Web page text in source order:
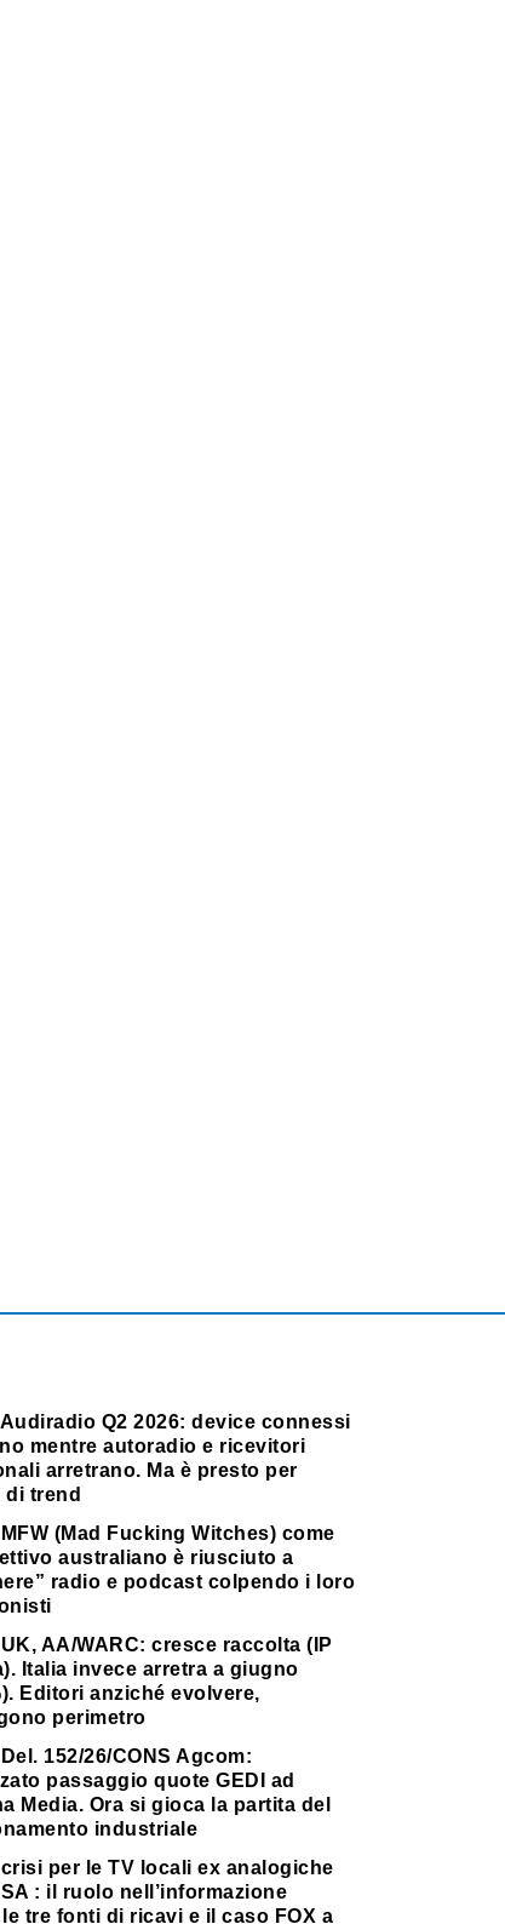
Q2 2026: device connessi
mentre autoradio e ricevitori
arretrano. Ma è presto per
di trend
MFW (Mad Fucking Witches) come
australiano è riusciuto a
radio e podcast colpendo i loro
AA/WARC: cresce raccolta (IP
Italia invece arretra a giugno
Editori anziché evolvere,
perimetro
152/26/CONS Agcom:
passaggio quote GEDI ad
Media. Ora si gioca la partita del
industriale
crisi per le TV locali ex analogiche
: il ruolo nell’informazione
le tre fonti di ricavi e il caso FOX a